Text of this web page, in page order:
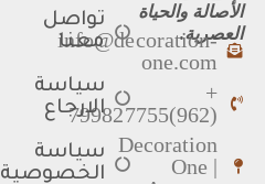
الأصالة والحياة
العصرية.
info@decoration-
one.com
+
(962)799827755
Decoration
One |
تواصل
معنا
سياسة
الارجاع
سياسة
الخصوصية